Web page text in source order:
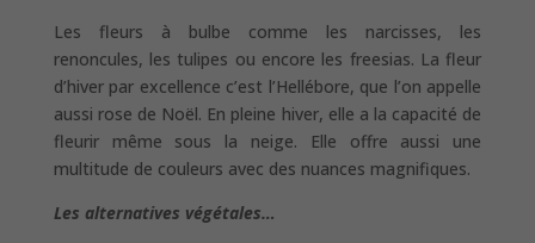
Les fleurs à bulbe comme les narcisses, les
renoncules, les tulipes ou encore les freesias. La fleur
d’hiver par excellence c’est l’Hellébore, que l’on appelle
aussi rose de Noël. En pleine hiver, elle a la capacité de
fleurir même sous la neige. Elle offre aussi une
multitude de couleurs avec des nuances magnifiques.
Les alternatives végétales…